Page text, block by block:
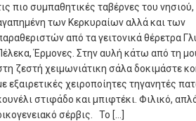
πιο συμπαθητικές ταβέρνες του νησιού,
των Κερκυραίων αλλά και των
από τα γειτονικά θέρετρα
Έρμονες. Στην αυλή κάτω από τη
ζεστή χειμωνιάτικη σάλα δοκιμάστε
εξαιρετικές χειροποίητες τηγανητές
στιφάδο και μπιφτέκι. Φιλικό,
σέρβις. Το […]